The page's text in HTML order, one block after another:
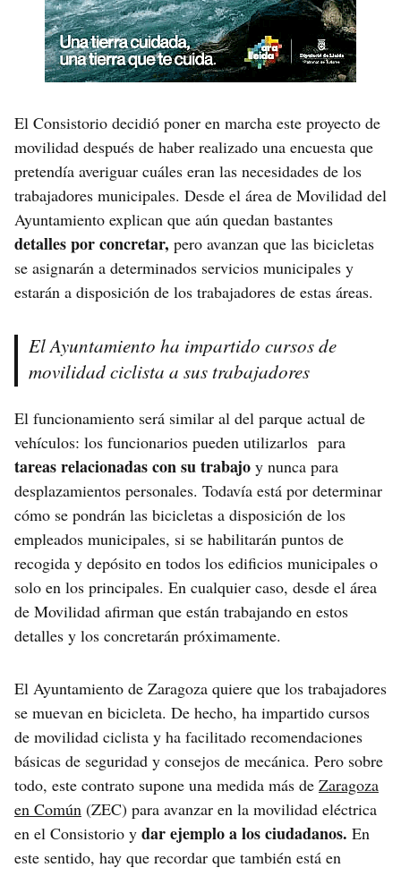
El Consistorio decidió poner en marcha este proyecto de
movilidad después de haber realizado una encuesta que
pretendía averiguar cuáles eran las necesidades de los
trabajadores municipales. Desde el área de Movilidad del
Ayuntamiento explican que aún quedan bastantes
detalles por concretar, pero avanzan que las bicicletas
se asignarán a determinados servicios municipales y
estarán a disposición de los trabajadores de estas áreas.
El Ayuntamiento ha impartido cursos de
movilidad ciclista a sus trabajadores
El funcionamiento será similar al del parque actual de
vehículos: los funcionarios pueden utilizarlos para
tareas relacionadas con su trabajo y nunca para
desplazamientos personales. Todavía está por determinar
cómo se pondrán las bicicletas a disposición de los
empleados municipales, si se habilitarán puntos de
recogida y depósito en todos los edificios municipales o
solo en los principales. En cualquier caso, desde el área
de Movilidad afirman que están trabajando en estos
detalles y los concretarán próximamente.
El Ayuntamiento de Zaragoza quiere que los trabajadores
se muevan en bicicleta. De hecho, ha impartido cursos
de movilidad ciclista y ha facilitado recomendaciones
básicas de seguridad y consejos de mecánica. Pero sobre
todo, este contrato supone una medida más de Zaragoza
en Común (ZEC) para avanzar en la movilidad eléctrica
en el Consistorio y dar ejemplo a los ciudadanos. En
este sentido, hay que recordar que también está en